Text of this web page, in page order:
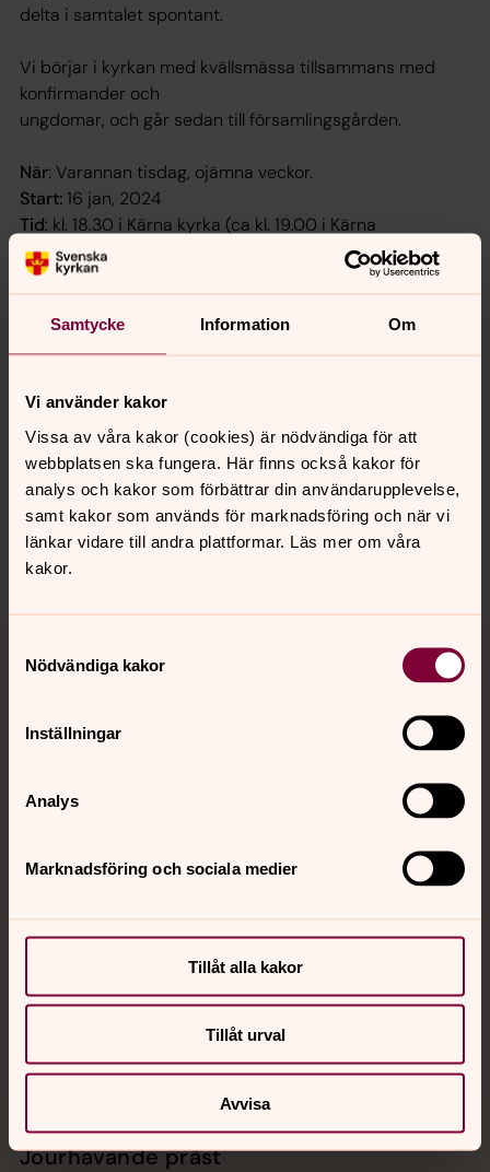
Samtycke Information Om
Vi använder kakor
Vissa av våra kakor (cookies) är nödvändiga för att
webbplatsen ska fungera. Här finns också kakor för
analys och kakor som förbättrar din användarupplevelse,
samt kakor som används för marknadsföring och när vi
länkar vidare till andra plattformar. Läs mer om våra
kakor.
Nödvändiga kakor
Inställningar
Analys
Marknadsföring och sociala medier
Tillåt alla kakor
Tillåt urval
Avvisa
delta i samtalet spontant.
Vi börjar i kyrkan med kvällsmässa tillsammans med
konfirmander och
ungdomar, och går sedan till församlingsgården.
När: Varannan tisdag, ojämna veckor.
Start: 16 jan, 2024
Tid: kl. 18.30 i Kärna kyrka (ca kl. 19.00 i Kärna
församlingsgård). Slut kl. 20.30.
Varmt Välkomna,
önskar Olof
Senast ändrad 30 april 2024
Synpunkter eller frågor på sidans
innehåll?
karna.forsamling@svenskakyrkan.se
Kontakt
Kalender
Jourhavande präst